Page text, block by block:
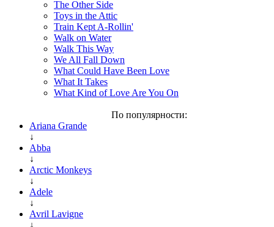
The Other Side
Toys in the Attic
Train Kept A-Rollin'
Walk on Water
Walk This Way
We All Fall Down
What Could Have Been Love
What It Takes
What Kind of Love Are You On
По популярности:
Ariana Grande
↓
Abba
↓
Arctic Monkeys
↓
Adele
↓
Avril Lavigne
↓